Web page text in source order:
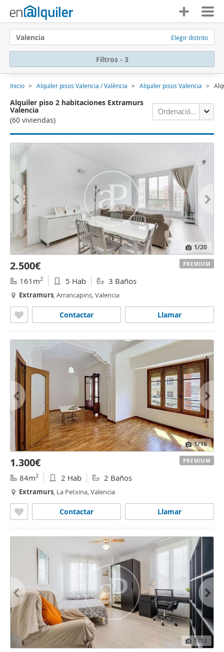
Valencia Elegir distrito
Filtros - 3
Inicio Alquiler pisos Valencia / València Alquiler pisos Valencia
Alquiler piso 2 habitaciones Extramurs
Valencia
(60 viviendas)
Ordenación Enalquiler
1/20
2.500€
161m2 5 Hab 3 Baños
Extramurs, Arrancapins, Valencia
Llamar
Contactar
PREMIUM
1/16
1.300€
84m2 2 Hab 2 Baños
Extramurs, La Petxina, Valencia
Llamar
Contactar
PREMIUM
1/13